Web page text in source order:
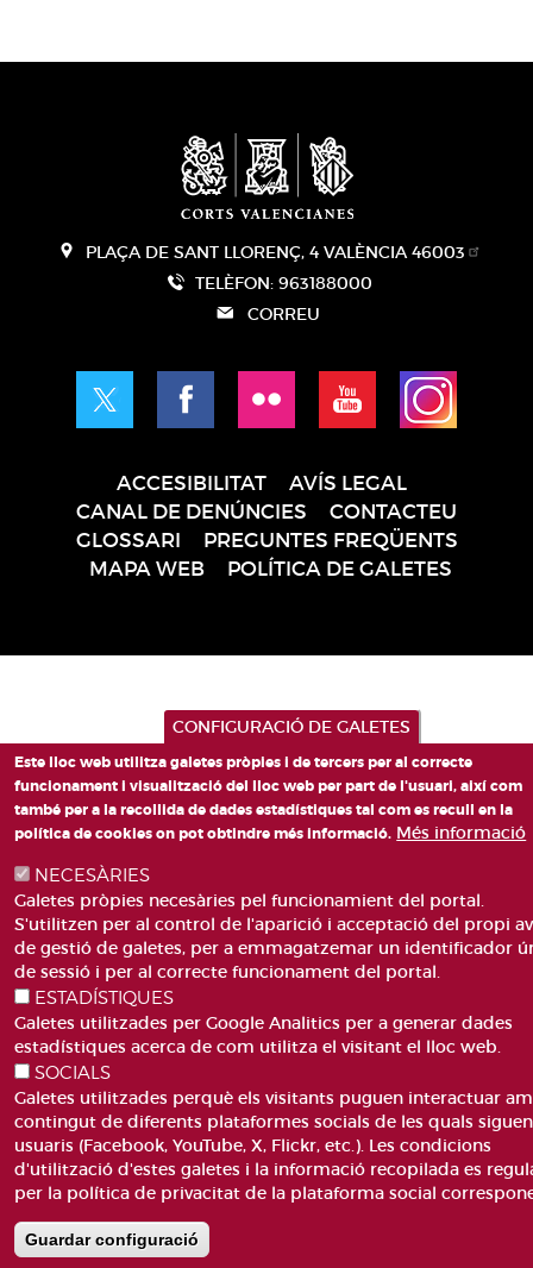
PLAÇA DE SANT LLORENÇ, 4 VALÈNCIA 46003
TELÈFON: 963188000
CORREU
página
ACCESIBILITAT
AVÍS LEGAL
CANAL DE DENÚNCIES
CONTACTEU
GLOSSARI
PREGUNTES FREQÜENTS
MAPA WEB
POLÍTICA DE GALETES
CONFIGURACIÓ DE GALETES
Este lloc web utilitza galetes pròpies i de tercers per al correcte
funcionament i visualització del lloc web per part de l'usuari, així com
també per a la recollida de dades estadístiques tal com es recull en la
política de cookies on pot obtindre més informació. Més informació
NECESÀRIES
Galetes pròpies necesàries pel funcionamient del portal.
S'utilitzen per al control de l'aparició i acceptació del propi
de gestió de galetes, per a emmagatzemar un identificador
de sessió i per al correcte funcionament del portal.
ESTADÍSTIQUES
Galetes utilitzades per Google Analitics per a generar dades
estadístiques acerca de com utilitza el visitant el lloc web.
SOCIALS
Galetes utilitzades perquè els visitants puguen interactuar
contingut de diferents plataformes socials de les quals siguen
usuaris (Facebook, YouTube, X, Flickr, etc.). Les condicions
d'utilització d'estes galetes i la informació recopilada es
per la política de privacitat de la plataforma social
Guardar configuració